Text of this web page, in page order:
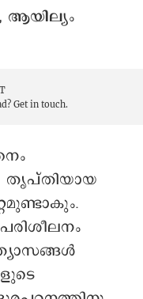
ആയില്യം
Get in touch.
തൃപ്തിയായ